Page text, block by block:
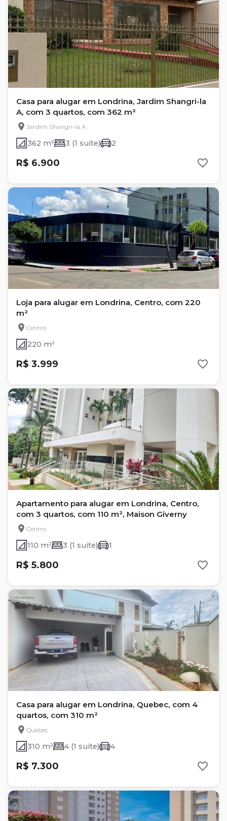
Casa para alugar em Londrina, Jardim Shangri-la
A, com 3 quartos, com 362 m²
Jardim Shangri-la A
362 m² 3 (1 suíte) 2
R$ 6.900
Loja para alugar em Londrina, Centro, com 220
m²
Centro
220 m²
R$ 3.999
Apartamento para alugar em Londrina, Centro,
com 3 quartos, com 110 m², Maison Giverny
Centro
110 m² 3 (1 suíte) 1
R$ 5.800
Casa para alugar em Londrina, Quebec, com 4
quartos, com 310 m²
Quebec
310 m² 4 (1 suíte) 4
R$ 7.300